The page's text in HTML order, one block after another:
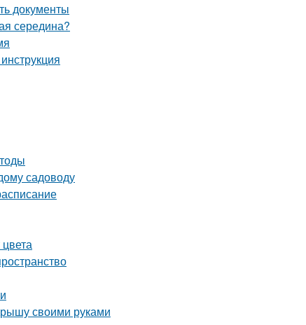
документы
середина?
садоводу
своими руками